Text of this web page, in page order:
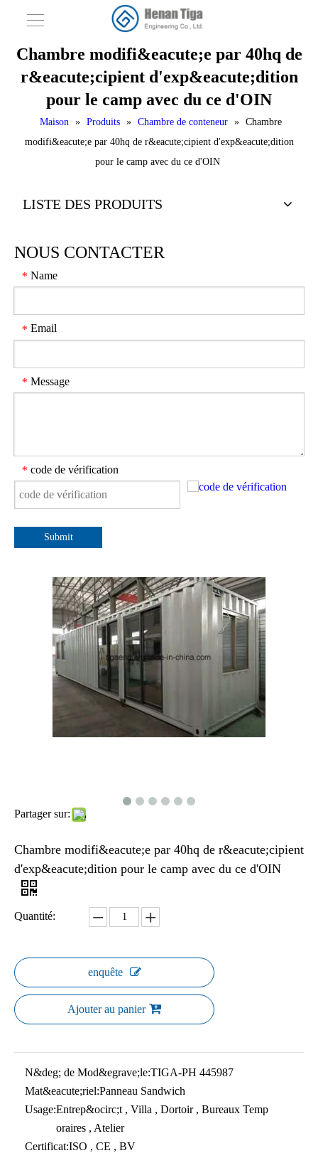
Chambre modifi&eacute;e par 40hq de
r&eacute;cipient d'exp&eacute;dition
pour le camp avec du ce d'OIN
Maison » Produits » Chambre de conteneur » Chambre
modifi&eacute;e par 40hq de r&eacute;cipient d'exp&eacute;dition
pour le camp avec du ce d'OIN
LISTE DES PRODUITS
NOUS CONTACTER
* Name
* Email
* Message
* code de vérification
Submit
Partager sur:
Chambre modifi&eacute;e par 40hq de r&eacute;cipient
d'exp&eacute;dition pour le camp avec du ce d'OIN
Quantité:
enquête
Ajouter au panier
N&deg; de Mod&egrave;le:TIGA-PH 445987
Mat&eacute;riel:Panneau Sandwich
Usage:Entrep&ocirc;t , Villa , Dortoir , Bureaux Temp
oraires , Atelier
Certificat:ISO , CE , BV